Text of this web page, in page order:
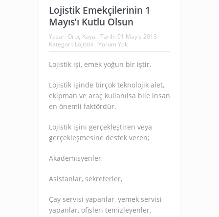
Lojistik Emekçilerinin 1
Mayıs’ı Kutlu Olsun
Yazar: Oruç Kaya Tarih: 01 Mayıs 2013
Kategori: Lojistik Yorum Yok
Lojistik işi, emek yoğun bir iştir.
Lojistik işinde birçok teknolojik alet,
ekipman ve araç kullanılsa bile insan
en önemli faktördür.
Lojistik işini gerçekleştiren veya
gerçekleşmesine destek veren;
Akademisyenler,
Asistanlar, sekreterler,
Çay servisi yapanlar, yemek servisi
yapanlar, ofisleri temizleyenler,